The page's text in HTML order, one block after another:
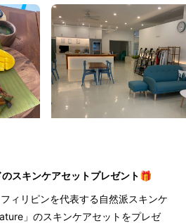
スキンケアセットプレゼント🎁
ィリピンを代表する自然派スキンケ
」のスキンケアセットをプレゼ